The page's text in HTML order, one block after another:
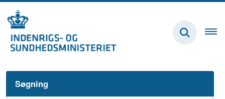
Søgning